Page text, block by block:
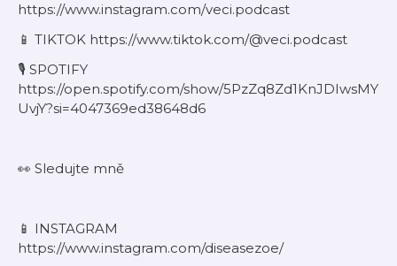
⁠https://www.instagram.com/veci.podcast⁠
⁠⁠📱 TIKTOK https://www.tiktok.com/@veci.podcast⁠
🎙️ SPOTIFY
https://open.spotify.com/show/5PzZq8Zd1KnJDIwsMY
UvjY?si=4047369ed38648d6
👀 Sledujte mně
⁠📱 INSTAGRAM
https://www.instagram.com/diseasezoe/